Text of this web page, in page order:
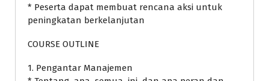
* Peserta dapat membuat rencana aksi untuk
peningkatan berkelanjutan
COURSE OUTLINE
1. Pengantar Manajemen